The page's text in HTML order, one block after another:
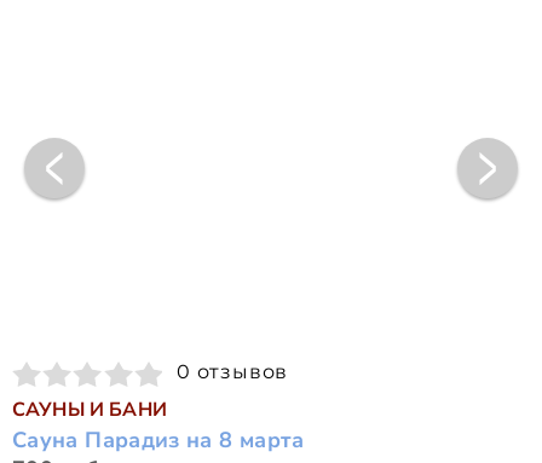
0 отзывов
САУНЫ И БАНИ
Сауна Парадиз на 8 марта